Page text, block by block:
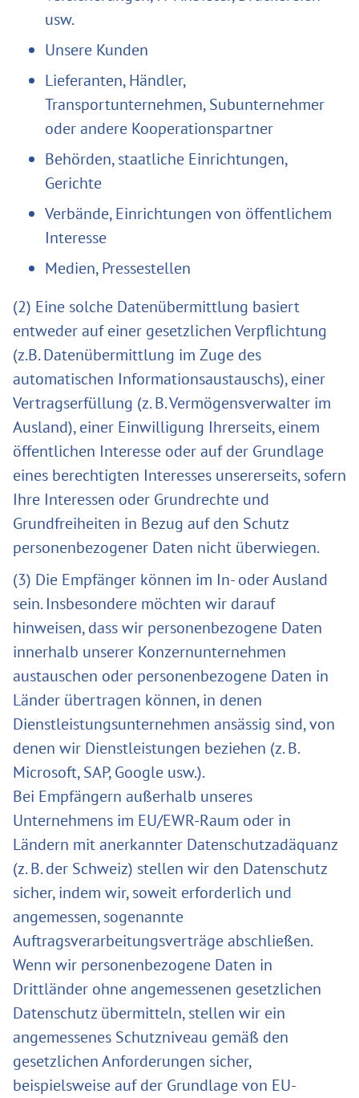
usw.
Unsere Kunden
Lieferanten, Händler,
Transportunternehmen, Subunternehmer
oder andere Kooperationspartner
Behörden, staatliche Einrichtungen,
Gerichte
Verbände, Einrichtungen von öffentlichem
Interesse
Medien, Pressestellen
(2) Eine solche Datenübermittlung basiert
entweder auf einer gesetzlichen Verpflichtung
(z.B. Datenübermittlung im Zuge des
automatischen Informationsaustauschs), einer
Vertragserfüllung (z. B. Vermögensverwalter im
Ausland), einer Einwilligung Ihrerseits, einem
öffentlichen Interesse oder auf der Grundlage
eines berechtigten Interesses unsererseits, sofern
Ihre Interessen oder Grundrechte und
Grundfreiheiten in Bezug auf den Schutz
personenbezogener Daten nicht überwiegen.
(3) Die Empfänger können im In- oder Ausland
sein. Insbesondere möchten wir darauf
hinweisen, dass wir personenbezogene Daten
innerhalb unserer Konzernunternehmen
austauschen oder personenbezogene Daten in
Länder übertragen können, in denen
Dienstleistungsunternehmen ansässig sind, von
denen wir Dienstleistungen beziehen (z. B.
Microsoft, SAP, Google usw.).
Bei Empfängern außerhalb unseres
Unternehmens im EU/EWR-Raum oder in
Ländern mit anerkannter Datenschutzadäquanz
(z. B. der Schweiz) stellen wir den Datenschutz
sicher, indem wir, soweit erforderlich und
angemessen, sogenannte
Auftragsverarbeitungsverträge abschließen.
Wenn wir personenbezogene Daten in
Drittländer ohne angemessenen gesetzlichen
Datenschutz übermitteln, stellen wir ein
angemessenes Schutzniveau gemäß den
gesetzlichen Anforderungen sicher,
beispielsweise auf der Grundlage von EU-